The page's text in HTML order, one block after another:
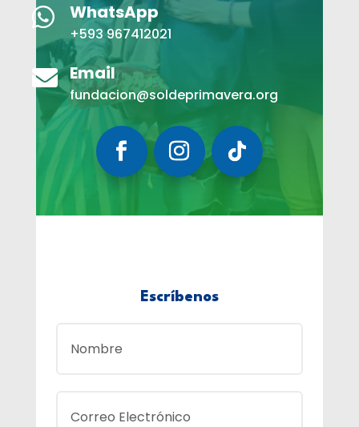
 WhatsApp
+593 967412021
 Email
fundacion@soldeprimavera.org
Escríbenos